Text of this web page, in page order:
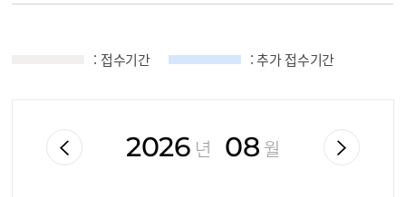
: 접수기간 : 추가 접수기간
2026 년 08 월